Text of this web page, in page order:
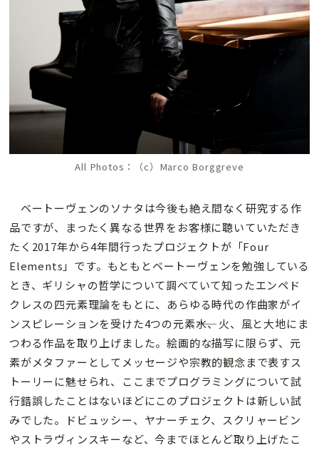
All Photos：（c）Marco Borggreve
ベートーヴェンのソナタは今後も絶え間なく研究する作
品ですが、まったく異なる世界をお客様に聴いていただき
たく2017年から4年間行ったプロジェクトが「Four
Elements」です。もともとベートーヴェンを勉強している
とき、ギリシャの哲学について調べていて知ったエンペド
クレスの四元素理論をもとに、あらゆる時代の作曲家がイ
ンスピレーションを受けた4つの元素――水、火、風と大地にま
つわる作品を取り上げました。絵画的な描写に限らず、元
素がメタファーとしてメッセージや宗教的観念まで表すス
トーリーに魅せられ、ここまでプログラミングについて試
行錯誤したことはないほどにこのプロジェクトは新しい試
みでした。ドビュッシー、ヤナーチェク、スクリャービン
やストラヴィンスキーなど、今までほとんど取り上げたこ